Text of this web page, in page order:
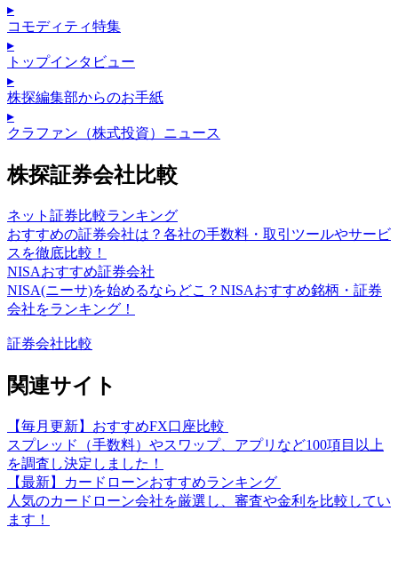
▸
コモディティ特集
▸
トップインタビュー
▸
株探編集部からのお手紙
▸
クラファン（株式投資）ニュース
株探証券会社比較
ネット証券比較ランキング
おすすめの証券会社は？各社の手数料・取引ツールやサービ
スを徹底比較！
NISAおすすめ証券会社
NISA(ニーサ)を始めるならどこ？NISAおすすめ銘柄・証券
会社をランキング！
証券会社比較
関連サイト
【毎月更新】おすすめFX口座比較
スプレッド（手数料）やスワップ、アプリなど100項目以上
を調査し決定しました！
【最新】カードローンおすすめランキング
人気のカードローン会社を厳選し、審査や金利を比較してい
ます！